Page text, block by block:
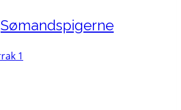
Sømandspigerne